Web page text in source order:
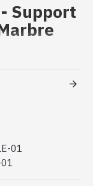
Support
en
ou
indienne
pigments naturels
et des perles de
01